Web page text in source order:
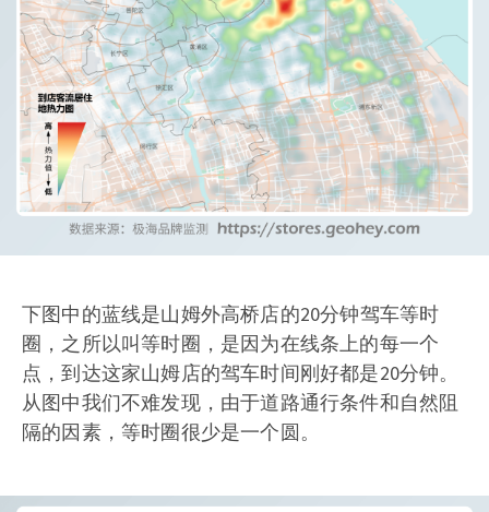
下图中的蓝线是山姆外高桥店的20分钟驾车等时
圈，之所以叫等时圈，是因为在线条上的每一个
点，到达这家山姆店的驾车时间刚好都是20分钟。
从图中我们不难发现，由于道路通行条件和自然阻
隔的因素，等时圈很少是一个圆。